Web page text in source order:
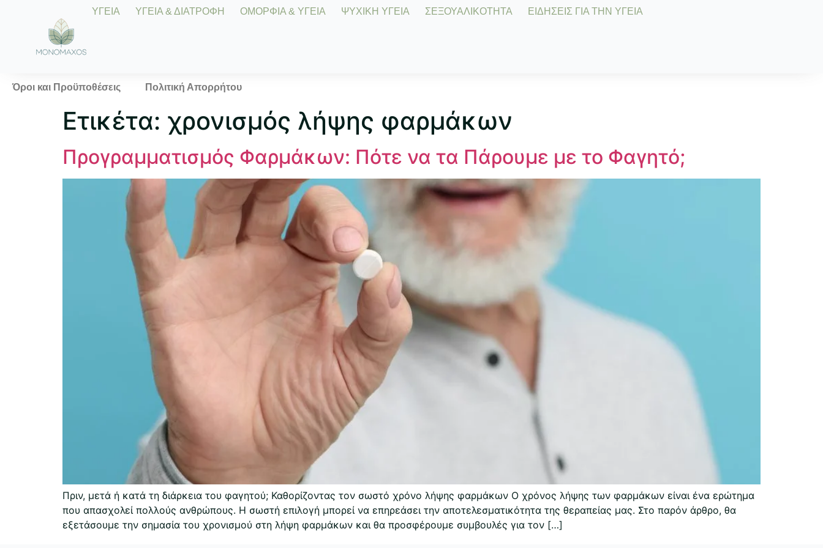
ΥΓΕΙΑ ΥΓΕΙΑ & ΔΙΑΤΡΟΦΗ ΟΜΟΡΦΙΑ & ΥΓΕΙΑ ΨΥΧΙΚΗ ΥΓΕΙΑ ΣΕΞΟΥΑΛΙΚΟΤΗΤΑ ΕΙΔΗΣΕΙΣ ΓΙΑ ΤΗΝ ΥΓΕΙΑ
Όροι και Προϋποθέσεις Πολιτική Απορρήτου
Ετικέτα: χρονισμός λήψης φαρμάκων
Προγραμματισμός Φαρμάκων: Πότε να τα Πάρουμε με το Φαγητό;
Πριν, μετά ή κατά τη διάρκεια του φαγητού; Καθορίζοντας τον σωστό χρόνο λήψης φαρμάκων Ο χρόνος λήψης των φαρμάκων είναι ένα ερώτημα
που απασχολεί πολλούς ανθρώπους. Η σωστή επιλογή μπορεί να επηρεάσει την αποτελεσματικότητα της θεραπείας μας. Στο παρόν άρθρο, θα
εξετάσουμε την σημασία του χρονισμού στη λήψη φαρμάκων και θα προσφέρουμε συμβουλές για τον […]